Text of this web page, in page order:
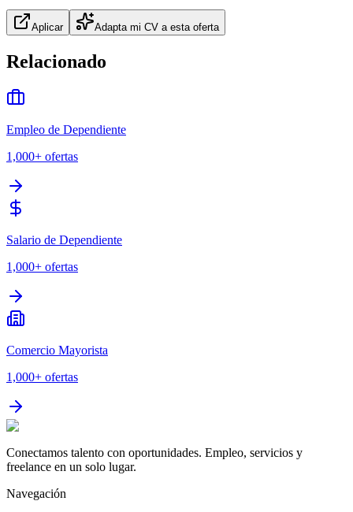
Aplicar Adapta mi CV a esta oferta
Relacionado
Empleo de Dependiente
1,000+ ofertas
Salario de Dependiente
1,000+ ofertas
Comercio Mayorista
1,000+ ofertas
Conectamos talento con oportunidades. Empleo, servicios y
freelance en un solo lugar.
Navegación